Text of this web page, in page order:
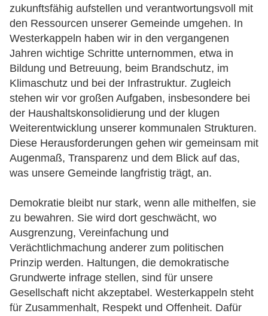
zukunftsfähig aufstellen und verantwortungsvoll mit
den Ressourcen unserer Gemeinde umgehen. In
Westerkappeln haben wir in den vergangenen
Jahren wichtige Schritte unternommen, etwa in
Bildung und Betreuung, beim Brandschutz, im
Klimaschutz und bei der Infrastruktur. Zugleich
stehen wir vor großen Aufgaben, insbesondere bei
der Haushaltskonsolidierung und der klugen
Weiterentwicklung unserer kommunalen Strukturen.
Diese Herausforderungen gehen wir gemeinsam mit
Augenmaß, Transparenz und dem Blick auf das,
was unsere Gemeinde langfristig trägt, an.
Demokratie bleibt nur stark, wenn alle mithelfen, sie
zu bewahren. Sie wird dort geschwächt, wo
Ausgrenzung, Vereinfachung und
Verächtlichmachung anderer zum politischen
Prinzip werden. Haltungen, die demokratische
Grundwerte infrage stellen, sind für unsere
Gesellschaft nicht akzeptabel. Westerkappeln steht
für Zusammenhalt, Respekt und Offenheit. Dafür